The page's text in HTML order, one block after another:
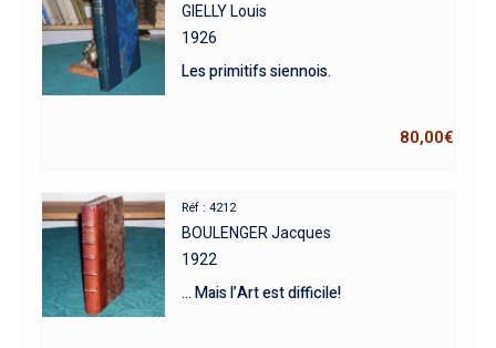
GIELLY Louis
1926
Les primitifs siennois.
80,00€
Réf : 4212
BOULENGER Jacques
1922
… Mais l’Art est difficile!